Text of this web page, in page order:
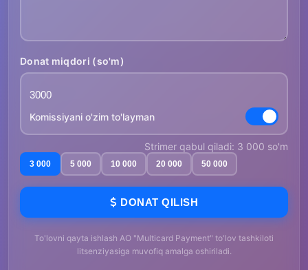
Donat miqdori (so'm)
Komissiyani o'zim to'layman
Strimer qabul qiladi: 3 000 so'm
3 000 5 000 10 000 20 000 50 000
DONAT QILISH
To'lovni qayta ishlash AO "Multicard Payment" to'lov tashkiloti
litsenziyasiga muvofiq amalga oshiriladi.